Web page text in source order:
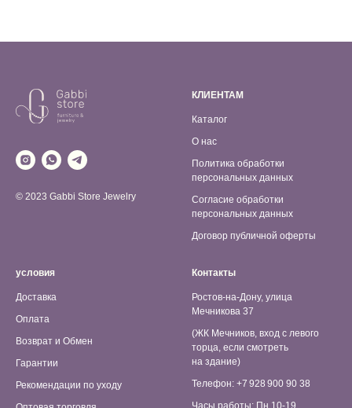
© 2023 Gabbi Store Jewelry
КЛИЕНТАМ
Каталог
О нас
Политика обработки
персональных данных
Согласие обработки
персональных данных
Договор публичной оферты
условия
Доставка
Оплата
Возврат и Обмен
Гарантии
Рекомендации по уходу
Контакты
Ростов-на-Дону, улица
Мечникова 37
(ЖК Мечников, вход с левого
торца, если смотреть
на здание)
Телефон: +7 928 900 90 38
Часы работы: Пн 10-19,